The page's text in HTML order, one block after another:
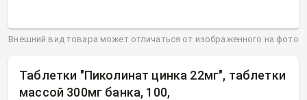
Таблетки "Пиколинат цинка 22мг", таблетки
массой 300мг банка, 100,
Внешний вид товара может отличаться от изображенного на фото